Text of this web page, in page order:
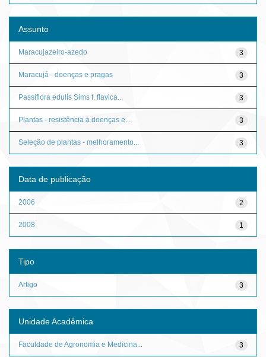
Assunto
3
Maracujazeiro-azedo
3
Maracujá - doenças e pragas
3
Passiflora edulis Sims f. flavica...
3
Plantas - resistência à doenças e...
3
Seleção de plantas - melhoramento...
Data de publicação
2
2006
1
2008
Tipo
3
Artigo
Unidade Acadêmica
3
Faculdade de Agronomia e Medicina...